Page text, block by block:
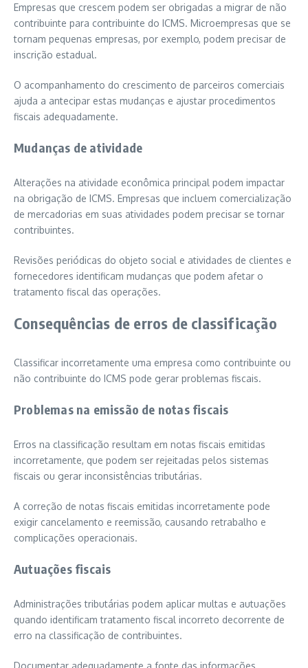
Empresas que crescem podem ser obrigadas a migrar de não
contribuinte para contribuinte do ICMS. Microempresas que se
tornam pequenas empresas, por exemplo, podem precisar de
inscrição estadual.
O acompanhamento do crescimento de parceiros comerciais
ajuda a antecipar estas mudanças e ajustar procedimentos
fiscais adequadamente.
Mudanças de atividade
Alterações na atividade econômica principal podem impactar
na obrigação de ICMS. Empresas que incluem comercialização
de mercadorias em suas atividades podem precisar se tornar
contribuintes.
Revisões periódicas do objeto social e atividades de clientes e
fornecedores identificam mudanças que podem afetar o
tratamento fiscal das operações.
Consequências de erros de classificação
Classificar incorretamente uma empresa como contribuinte ou
não contribuinte do ICMS pode gerar problemas fiscais.
Problemas na emissão de notas fiscais
Erros na classificação resultam em notas fiscais emitidas
incorretamente, que podem ser rejeitadas pelos sistemas
fiscais ou gerar inconsistências tributárias.
A correção de notas fiscais emitidas incorretamente pode
exigir cancelamento e reemissão, causando retrabalho e
complicações operacionais.
Autuações fiscais
Administrações tributárias podem aplicar multas e autuações
quando identificam tratamento fiscal incorreto decorrente de
erro na classificação de contribuintes.
Documentar adequadamente a fonte das informações